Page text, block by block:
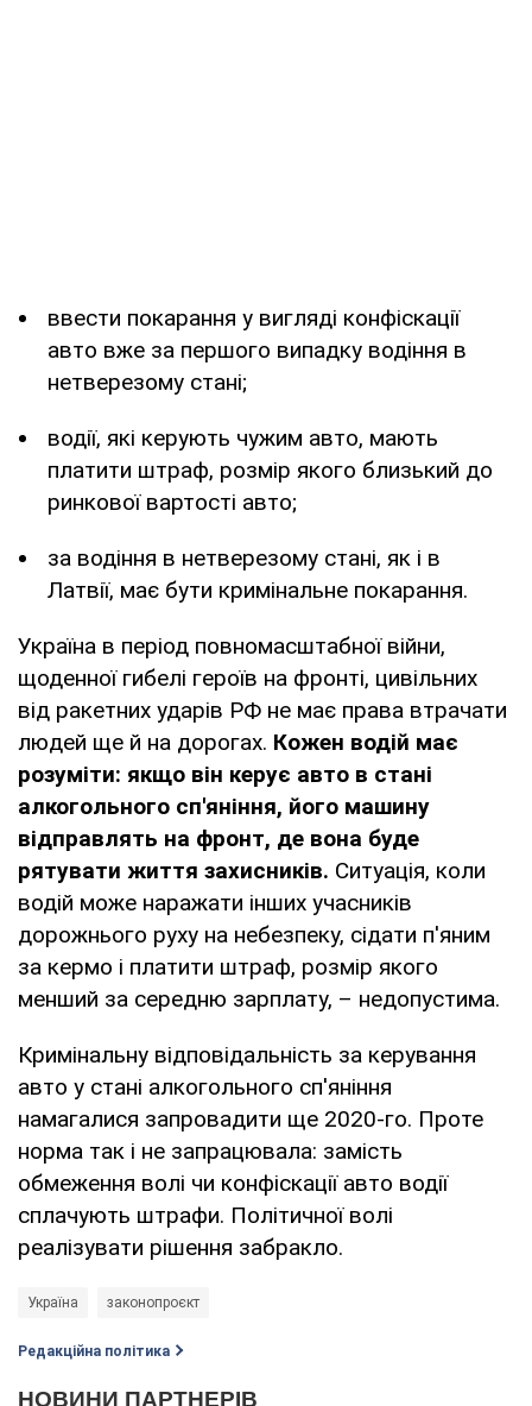
ввести покарання у вигляді конфіскації
авто вже за першого випадку водіння в
нетверезому стані;
водії, які керують чужим авто, мають
платити штраф, розмір якого близький до
ринкової вартості авто;
за водіння в нетверезому стані, як і в
Латвії, має бути кримінальне покарання.
Україна в період повномасштабної війни,
щоденної гибелі героїв на фронті, цивільних
від ракетних ударів РФ не має права втрачати
людей ще й на дорогах. Кожен водій має
розуміти: якщо він керує авто в стані
алкогольного сп'яніння, його машину
відправлять на фронт, де вона буде
рятувати життя захисників. Ситуація, коли
водій може наражати інших учасників
дорожнього руху на небезпеку, сідати п'яним
за кермо і платити штраф, розмір якого
менший за середню зарплату, – недопустима.
Кримінальну відповідальність за керування
авто у стані алкогольного сп'яніння
намагалися запровадити ще 2020-го. Проте
норма так і не запрацювала: замість
обмеження волі чи конфіскації авто водії
сплачують штрафи. Політичної волі
реалізувати рішення забракло.
Україна законопроєкт
Редакційна політика